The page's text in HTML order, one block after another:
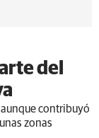
del
contribuyó
zonas